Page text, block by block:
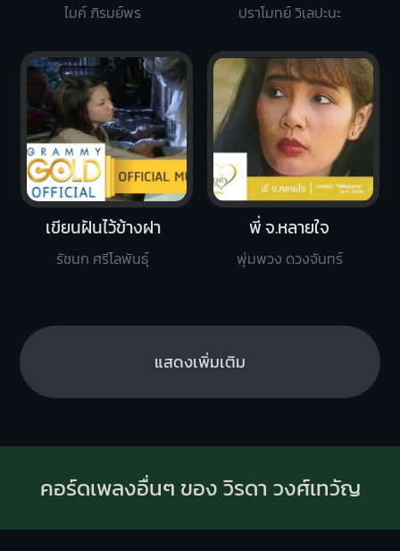
ไมค์ ภิรมย์พร ปราโมทย์ วิเลปะนะ
เขียนฝันไว้ข้างฝา
รัชนก ศรีโลพันธุ์
พี่ จ.หลายใจ
พุ่มพวง ดวงจันทร์
แสดงเพิ่มเติม
คอร์ดเพลงอื่นๆ ของ วิรดา วงศ์เทวัญ